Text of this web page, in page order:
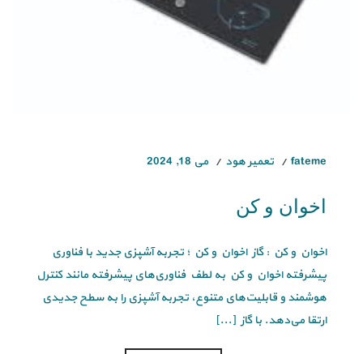
fateme تعمیر هود می 18, 2024
اخوان و کن
اخوان و کن : گاز اخوان و کن ؛ تجربه آشپزی جدید با فناوری
پیشرفته اخوان و کن به لطف فناوری‌های پیشرفته مانند کنترل
هوشمند و قابلیت‌های متنوع، تجربه آشپزی را به سطح جدیدی
ارتقا می‌دهد. با گاز [...]